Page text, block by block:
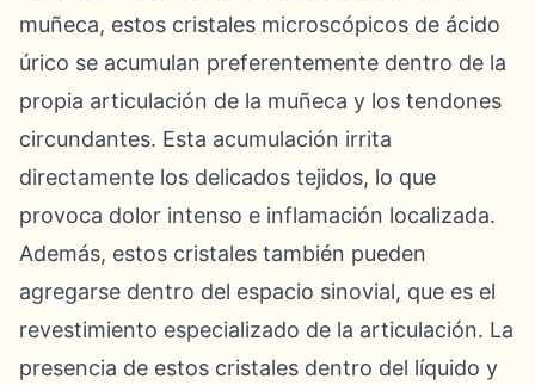
muñeca, estos cristales microscópicos de ácido
úrico se acumulan preferentemente dentro de la
propia articulación de la muñeca y los tendones
circundantes. Esta acumulación irrita
directamente los delicados tejidos, lo que
provoca dolor intenso e inflamación localizada.
Además, estos cristales también pueden
agregarse dentro del espacio sinovial, que es el
revestimiento especializado de la articulación. La
presencia de estos cristales dentro del líquido y